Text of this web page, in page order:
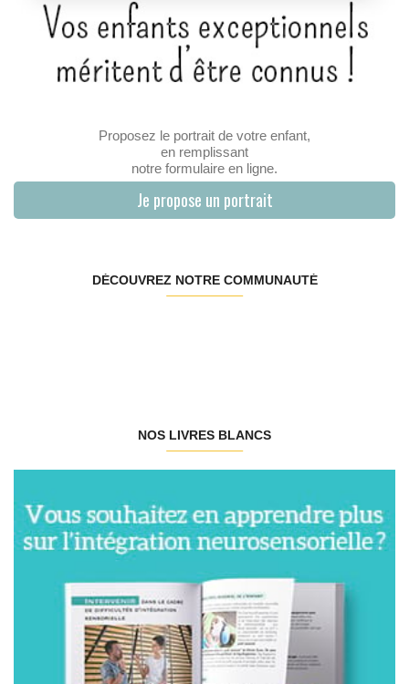
Proposez le portrait de votre enfant,
en remplissant
notre formulaire en ligne.
Je propose un portrait
DÉCOUVREZ NOTRE COMMUNAUTÉ
NOS LIVRES BLANCS